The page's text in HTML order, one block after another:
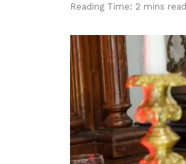
Reading Time: 2 mins read